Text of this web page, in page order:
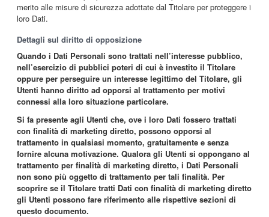
merito alle misure di sicurezza adottate dal Titolare per proteggere i
loro Dati.
Dettagli sul diritto di opposizione
Quando i Dati Personali sono trattati nell’interesse pubblico,
nell’esercizio di pubblici poteri di cui è investito il Titolare
oppure per perseguire un interesse legittimo del Titolare, gli
Utenti hanno diritto ad opporsi al trattamento per motivi
connessi alla loro situazione particolare.
Si fa presente agli Utenti che, ove i loro Dati fossero trattati
con finalità di marketing diretto, possono opporsi al
trattamento in qualsiasi momento, gratuitamente e senza
fornire alcuna motivazione. Qualora gli Utenti si oppongano al
trattamento per finalità di marketing diretto, i Dati Personali
non sono più oggetto di trattamento per tali finalità. Per
scoprire se il Titolare tratti Dati con finalità di marketing diretto
gli Utenti possono fare riferimento alle rispettive sezioni di
questo documento.